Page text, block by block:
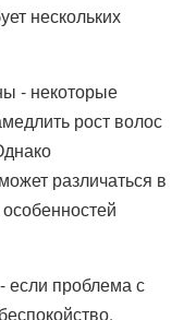
нескольких
- некоторые
рост волос
различаться в
если проблема с